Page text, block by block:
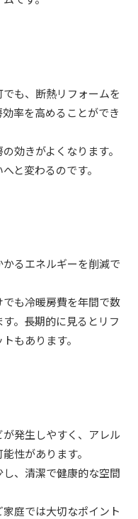
も、断熱リフォームを
率を高めることができ
効きがよくなります。
と変わるのです。
るエネルギーを削減で
も冷暖房費を年間で数
。長期的に見るとリフ
もあります。
発生しやすく、アレル
性があります。
、清潔で健康的な空間
庭では大切なポイント